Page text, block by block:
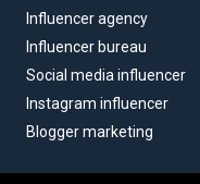
Influencer agency
Influencer bureau
Social media influencer
Instagram influencer
Blogger marketing